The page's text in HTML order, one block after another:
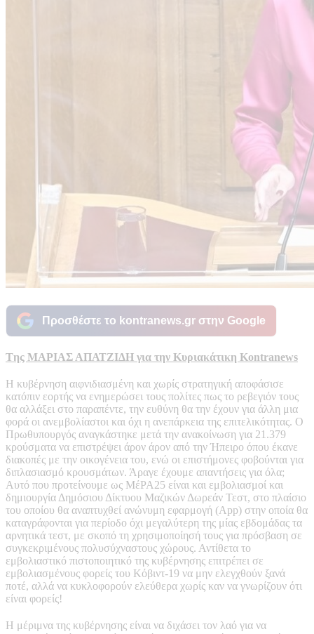
Προσθέστε το kontranews.gr στην Google
Tης ΜΑΡΙΑΣ ΑΠΑΤΖΙΔΗ για την Κυριακάτικη Kontranews
Η κυβέρνηση αιφνιδιασμένη και χωρίς στρατηγική αποφάσισε
κατόπιν εορτής να ενημερώσει τους πολίτες πως το ρεβεγιόν τους
θα αλλάξει στο παραπέντε, την ευθύνη θα την έχουν για άλλη μια
φορά οι ανεμβολίαστοι και όχι η ανεπάρκεια της επιτελικότητας. Ο
Πρωθυπουργός αναγκάστηκε μετά την ανακοίνωση για 21.379
κρούσματα να επιστρέψει άρον άρον από την Ήπειρο όπου έκανε
διακοπές με την οικογένεια του, ενώ οι επιστήμονες φοβούνται για
διπλασιασμό κρουσμάτων. Άραγε έχουμε απαντήσεις για όλα;
Αυτό που προτείνουμε ως ΜέΡΑ25 είναι και εμβολιασμοί και
δημιουργία Δημόσιου Δίκτυου Μαζικών Δωρεάν Τεστ, στο πλαίσιο
του οποίου θα αναπτυχθεί ανώνυμη εφαρμογή (App) στην οποία θα
καταγράφονται για περίοδο όχι μεγαλύτερη της μίας εβδομάδας τα
αρνητικά τεστ, με σκοπό τη χρησιμοποίησή τους για πρόσβαση σε
συγκεκριμένους πολυσύχναστους χώρους. Αντίθετα το
εμβολιαστικό πιστοποιητικό της κυβέρνησης επιτρέπει σε
εμβολιασμένους φορείς του Κόβιντ-19 να μην ελεγχθούν ξανά
ποτέ, αλλά να κυκλοφορούν ελεύθερα χωρίς καν να γνωρίζουν ότι
είναι φορείς!
Η μέριμνα της κυβέρνησης είναι να διχάσει τον λαό για να